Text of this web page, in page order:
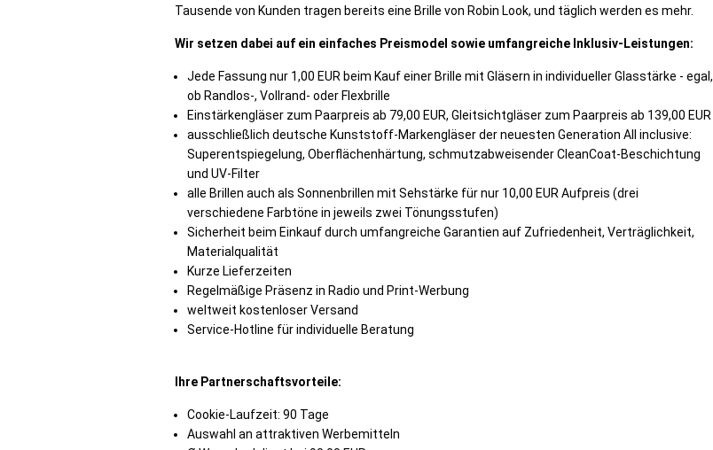
Tausende von Kunden tragen bereits eine Brille von Robin Look, und täglich werden es mehr.
Wir setzen dabei auf ein einfaches Preismodel sowie umfangreiche Inklusiv-Leistungen:
Jede Fassung nur 1,00 EUR beim Kauf einer Brille mit Gläsern in individueller Glasstärke - egal,
ob Randlos-, Vollrand- oder Flexbrille
Einstärkengläser zum Paarpreis ab 79,00 EUR, Gleitsichtgläser zum Paarpreis ab 139,00 EUR
ausschließlich deutsche Kunststoff-Markengläser der neuesten Generation All inclusive:
Superentspiegelung, Oberflächenhärtung, schmutzabweisender CleanCoat-Beschichtung
und UV-Filter
alle Brillen auch als Sonnenbrillen mit Sehstärke für nur 10,00 EUR Aufpreis (drei
verschiedene Farbtöne in jeweils zwei Tönungsstufen)
Sicherheit beim Einkauf durch umfangreiche Garantien auf Zufriedenheit, Verträglichkeit,
Materialqualität
Kurze Lieferzeiten
Regelmäßige Präsenz in Radio und Print-Werbung
weltweit kostenloser Versand
Service-Hotline für individuelle Beratung
Ihre Partnerschaftsvorteile:
Cookie-Laufzeit: 90 Tage
Auswahl an attraktiven Werbemitteln